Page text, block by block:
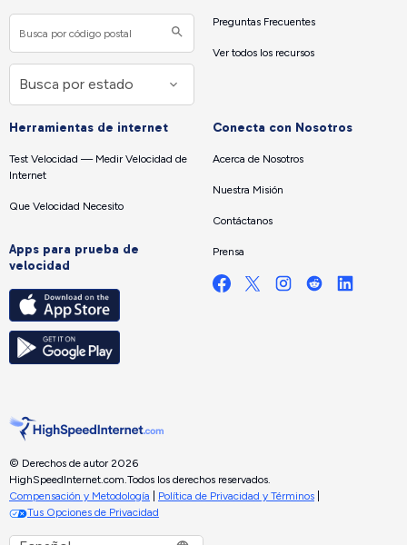
Preguntas Frecuentes
Ver todos los recursos
Herramientas de internet
Test Velocidad — Medir Velocidad de
Internet
Que Velocidad Necesito
Apps para prueba de
velocidad
Conecta con Nosotros
Acerca de Nosotros
Nuestra Misión
Contáctanos
Prensa
© Derechos de autor 2026
HighSpeedInternet.com.Todos los derechos reservados.
Compensación y Metodología
Política de Privacidad y Términos
Tus Opciones de Privacidad